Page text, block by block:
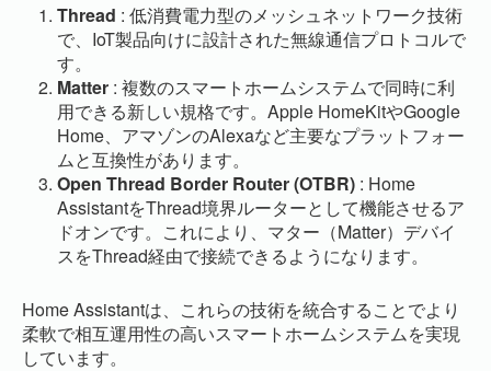
Thread : 低消費電力型のメッシュネットワーク技術
で、IoT製品向けに設計された無線通信プロトコルで
す。
Matter : 複数のスマートホームシステムで同時に利
用できる新しい規格です。Apple HomeKitやGoogle
Home、アマゾンのAlexaなど主要なプラットフォー
ムと互換性があります。
Open Thread Border Router (OTBR) : Home
AssistantをThread境界ルーターとして機能させるア
ドオンです。これにより、マター（Matter）デバイ
スをThread経由で接続できるようになります。
Home Assistantは、これらの技術を統合することでより
柔軟で相互運用性の高いスマートホームシステムを実現
しています。